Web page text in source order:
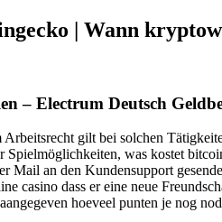
| Wann
– Electrum Deutsch
Arbeitsrecht gilt bei solchen
Spielmöglichkeiten, was kostet
Mail an den Kundensupport
casino dass er eine neue
hoeveel punten je nog